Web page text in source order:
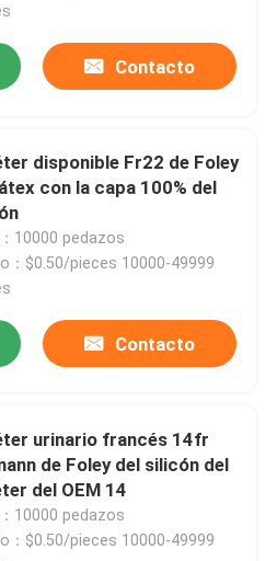
Contacto
disponible Fr22 de Foley
con la capa 100% del
10000 pedazos
：$0.50/pieces 10000-49999
Contacto
urinario francés 14fr
de Foley del silicón del
del OEM 14
10000 pedazos
：$0.50/pieces 10000-49999